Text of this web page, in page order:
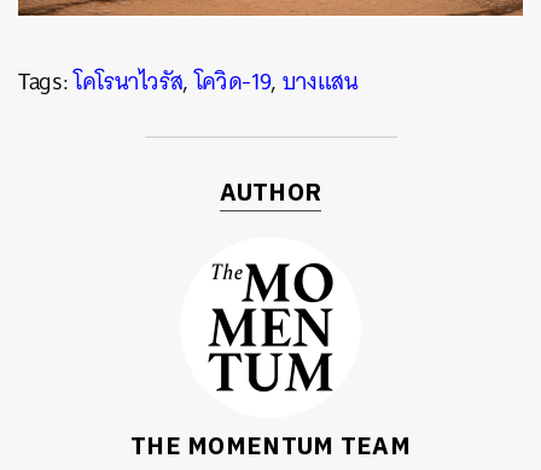
Tags:โคโรนาไวรัส,โควิด-19,บางแสน
AUTHOR
THE MOMENTUM TEAM